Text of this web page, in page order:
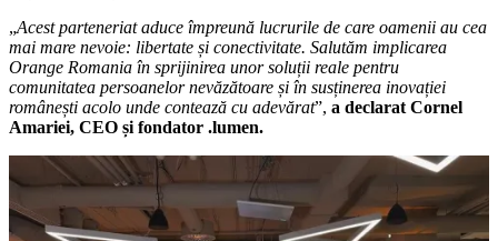
„Acest parteneriat aduce împreună lucrurile de care oamenii au cea
mai mare nevoie: libertate și conectivitate. Salutăm implicarea
Orange Romania în sprijinirea unor soluții reale pentru
comunitatea persoanelor nevăzătoare și în susținerea inovației
românești acolo unde contează cu adevărat”, a declarat Cornel
Amariei, CEO și fondator .lumen.